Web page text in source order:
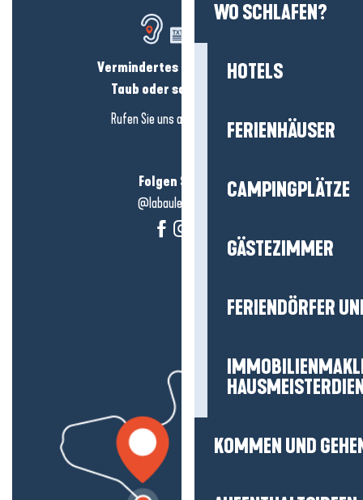
WO SCHLAFEN?
HOTELS
FERIENHÄUSER
CAMPINGPLÄTZE
GÄSTEZIMMER
FERIENDÖRFER
KOMMEN UND
Vermindertes Hörvermögen?
Taub oder schwerhörig?
Rufen Sie uns an in
hier klicken
Folgen Sie uns!
@labauleguérande